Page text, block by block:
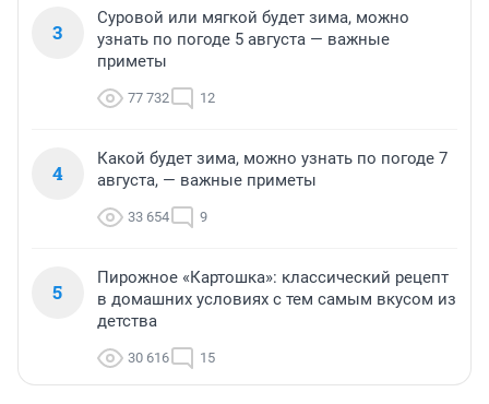
3
Суровой или мягкой будет зима, можно
узнать по погоде 5 августа — важные
приметы
77 732 12
4
Какой будет зима, можно узнать по погоде 7
августа, — важные приметы
33 654 9
5
Пирожное «Картошка»: классический рецепт
в домашних условиях с тем самым вкусом из
детства
30 616 15